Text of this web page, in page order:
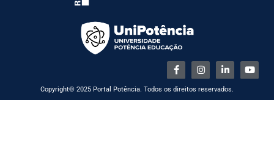
Copyright© 2025 Portal Potência. Todos os direitos reservados.